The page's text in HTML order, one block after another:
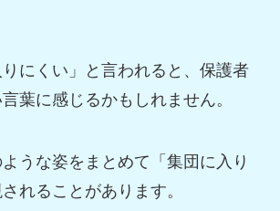
にくい」と言われると、保護者
葉に感じるかもしれません。
うな姿をまとめて「集団に入り
れることがあります。